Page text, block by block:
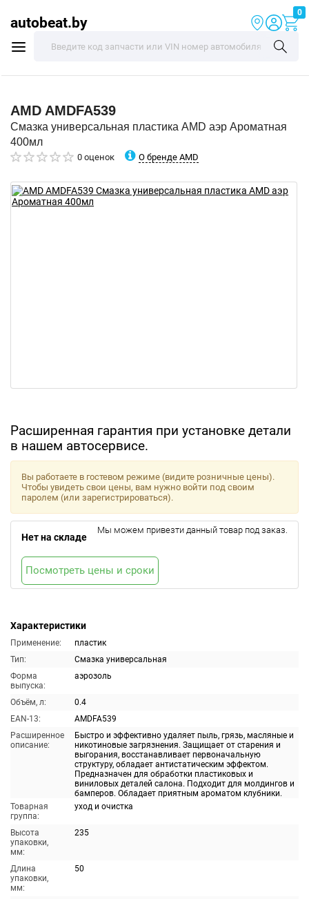
autobeat.by
0
AMD AMDFA539
Смазка универсальная пластика AMD аэр Ароматная
400мл
0 оценок О бренде AMD
Расширенная гарантия при установке детали
в нашем автосервисе.
Характеристики
Применение:
пластик
Тип:
Смазка универсальная
Форма
выпуска:
аэрозоль
Объём, л:
0.4
EAN-13:
AMDFA539
Расширенное
описание:
Быстро и эффективно удаляет пыль, грязь, масляные и
никотиновые загрязнения. Защищает от старения и
выгорания, восстанавливает первоначальную
структуру, обладает антистатическим эффектом.
Предназначен для обработки пластиковых и
виниловых деталей салона. Подходит для молдингов и
бамперов. Обладает приятным ароматом клубники.
Товарная
группа:
уход и очистка
Высота
упаковки,
мм:
235
Длина
упаковки,
мм:
50
Вы работаете в гостевом режиме (видите розничные цены).
Чтобы увидеть свои цены, вам нужно войти под своим
паролем (или зарегистрироваться).
Нет на складе
Мы можем привезти данный товар под заказ.
Посмотреть цены и сроки